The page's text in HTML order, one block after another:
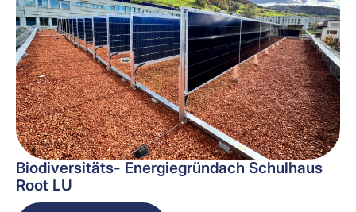
Biodiversitäts- Energiegründach Schulhaus
Root LU